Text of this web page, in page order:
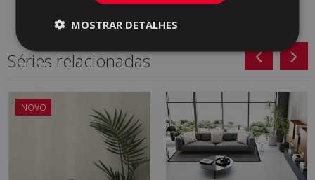
Séries relacionadas
NOVO
MOSTRAR DETALHES